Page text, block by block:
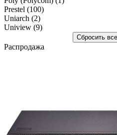
Prestel (100)
Uniarch (2)
Uniview (9)
Распродажа